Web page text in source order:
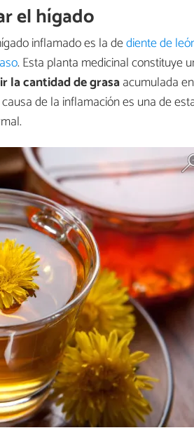
el hígado
inflamado es la dediente de
. Esta planta medicinal constituye
la cantidad de grasaacumulada
de la inflamación es una de